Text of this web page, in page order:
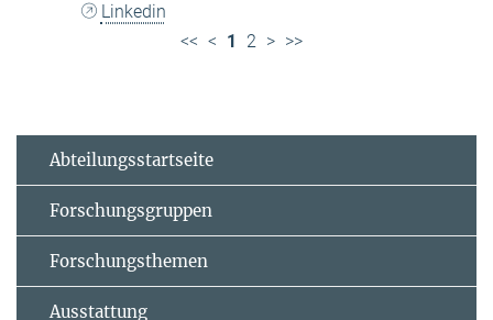
Linkedin
<< < 1 2 > >>
Abteilungsstartseite
Forschungsgruppen
Forschungsthemen
Ausstattung